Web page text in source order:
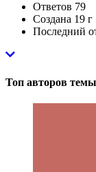
Ответов 79
Создана 19 г
Последний
Топ авторов темы